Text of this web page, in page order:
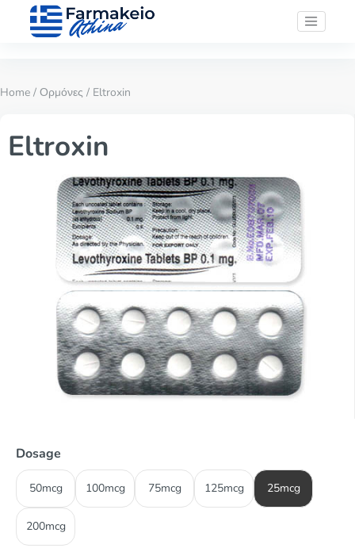
Home / Ορμόνες / Eltroxin
Eltroxin
Dosage
50mcg 100mcg 75mcg 125mcg 25mcg
200mcg